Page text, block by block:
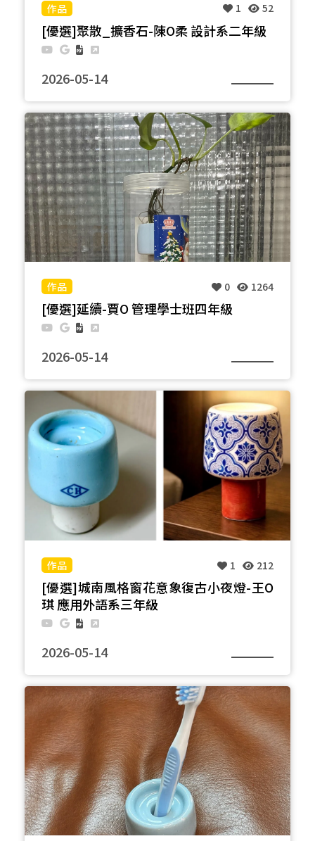
1 52
[優選]聚散_擴香石-陳O柔 設計系二年級
2026-05-14
留其原有的年份噴印與自然斑駁，上方結合生鏽金屬
環作為懸掛結構，下方以未上釉陶土作為吸附精油的
介質。透過電流與氣味的轉譯，使工業物件轉化為記
憶與感知並存的擴香裝置，讓城市發展的痕跡以氣味
形式持續存在。
0 1264
[優選]延續-賈O 管理學士班四年級
2026-05-14
本作品以家中逐漸枯萎的黃金葛為起點，結合台電退
役材料重新創作，作為一份母親節禮物，讓被忽視的
生命與日常再次被看見。 黃金葛自上方垂掛向下延
伸，象徵生命持續生長與循環，終將回歸土壤，也隱
喻母親如生命根源般的滋養。 作品以五色線懸吊台電
材料，使其漂浮空中，呈現人與自然的微妙連結。材
料皆取自糖果罐、瓶蓋與線材等生活物件，未額外購
買或上色，保留真實樣貌。 作品結合空氣、植物、水
與土，回應材料再利用、環境永續與能源循環，也傳
達真正動人的禮物，來自對生活細膩的觀察與感謝。
1 212
[優選]城南風格窗花意象復古小夜燈-王O
琪 應用外語系三年級
2026-05-14
材料中央的中空結構，將置入小型長條燈泡。 塗料以
藍、白、紅為主調，呼應台電標誌，使作品在懷舊文
化與現代工業之間產生連結。 燈罩設計選用象徵城南
的窗花元素，因其承載許多人的兒時記憶，同時也是
代表台灣歷史文化的元素，藉此喚起人們對本土文化
的情感連結。 本作品透過延續材料的使用週期，減少
新材料的消耗，降低廢棄陶瓷進入掩埋場的負擔，同
時引導人們重新思考物件的價值與壽命，反思日常生
活中過度丟棄與快速消費的習慣。